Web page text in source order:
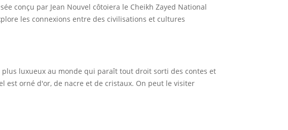
conçu par Jean Nouvel côtoiera le Cheikh Zayed National
les connexions entre des civilisations et cultures
plus luxueux au monde qui paraît tout droit sorti des contes et
est orné d'or, de nacre et de cristaux. On peut le visiter